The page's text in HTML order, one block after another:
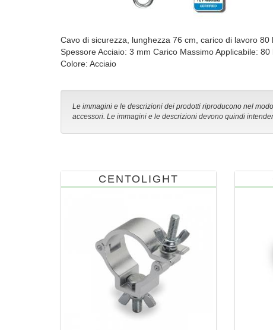
Cavo di sicurezza, lunghezza 76 cm, carico di lavoro 80
Spessore Acciaio: 3 mm Carico Massimo Applicabile:
Colore: Acciaio
Le immagini e le descrizioni dei prodotti riproducono nel
accessori. Le immagini e le descrizioni devono quindi
CENTOLIGHT